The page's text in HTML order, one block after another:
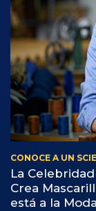
CONOCE A UN
La
Crea
está a la Moda